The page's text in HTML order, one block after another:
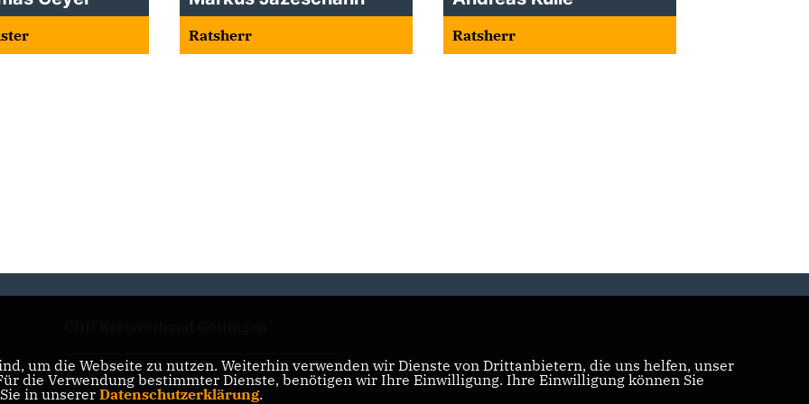
Ratsherr Ratsherr
CDU in Niedersachsen
um die Webseite zu nutzen. Weiterhin verwenden wir Dienste von Drittanbietern, die uns helfen, unser
die Verwendung bestimmter Dienste, benötigen wir Ihre Einwilligung. Ihre Einwilligung können Sie
in unserer Datenschutzerklärung.